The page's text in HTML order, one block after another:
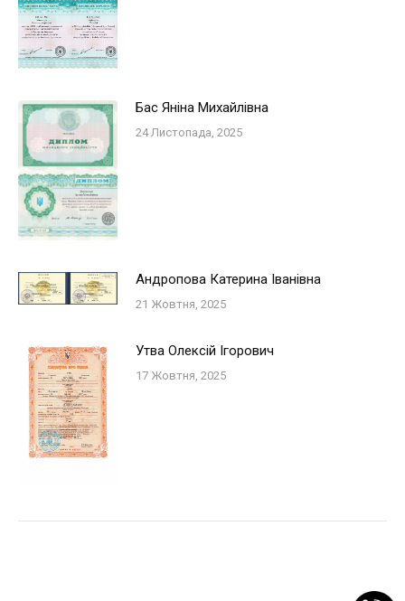
Бас Яніна Михайлівна
24 Листопада, 2025
Андропова Катерина Iванiвна
21 Жовтня, 2025
Утва Олексій Ігорович
17 Жовтня, 2025